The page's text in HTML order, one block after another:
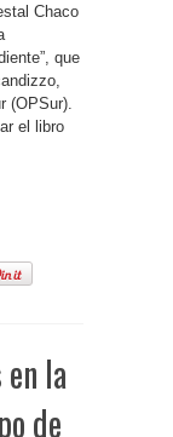
Chaco
que
(OPSur).
el libro
la
de